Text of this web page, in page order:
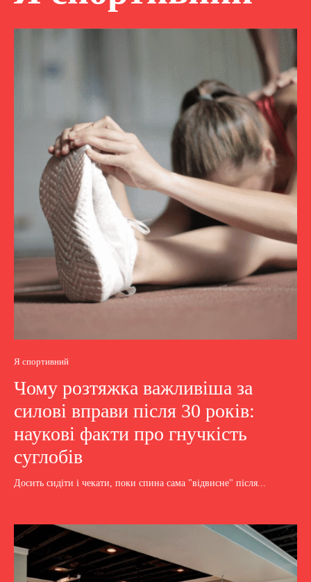
Я спортивний
Чому розтяжка важливіша за
силові вправи після 30 років:
наукові факти про гнучкість
суглобів
Досить сидіти і чекати, поки спина сама "відвисне" після...